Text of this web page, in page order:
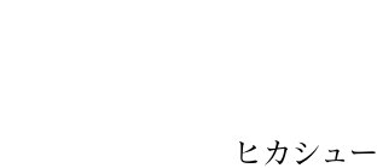
ヒカシュー